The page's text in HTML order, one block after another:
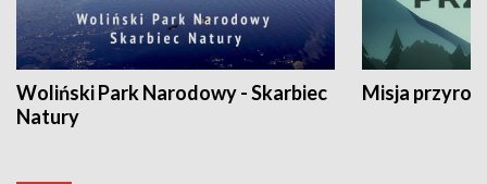
Woliński Park Narodowy - Skarbiec
Natury
Misja